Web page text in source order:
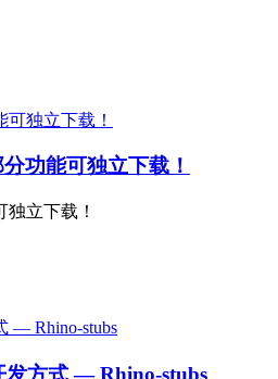
功能可独立下载！
独立下载！
发方式 — Rhino-stubs